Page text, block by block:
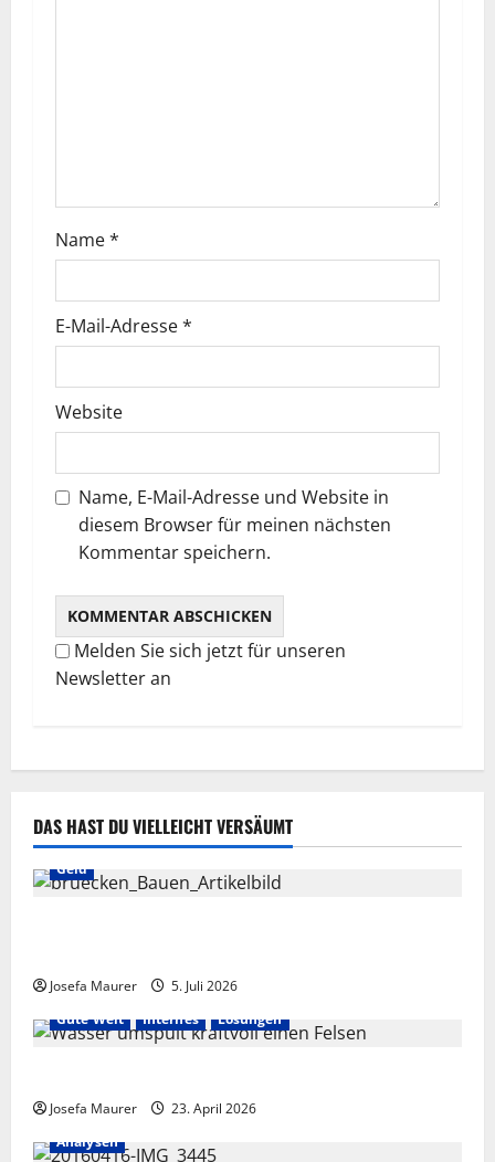
i
g
a
t
i
o
n
Name*
E-Mail-Adresse*
Website
Name, E-Mail-Adresse und Website in
diesem Browser für meinen nächsten
Kommentar speichern.
Melden Sie sich jetzt für unseren
Newsletter an
DAS HAST DU VIELLEICHT VERSÄUMT
Geld
Josefa Maurer
5. Juli 2026
Gute Welt
Internes Lösungen
Josefa Maurer
23. April 2026
Analysen